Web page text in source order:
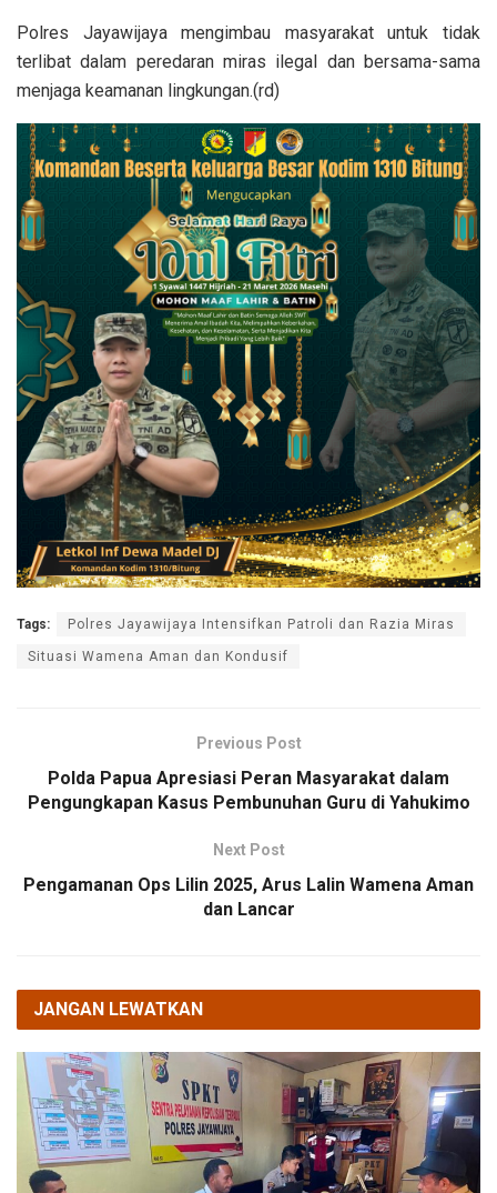
Polres Jayawijaya mengimbau masyarakat untuk tidak
terlibat dalam peredaran miras ilegal dan bersama-sama
menjaga keamanan lingkungan.(rd)
Tags: Polres Jayawijaya Intensifkan Patroli dan Razia Miras
Situasi Wamena Aman dan Kondusif
Previous Post
Polda Papua Apresiasi Peran Masyarakat dalam
Pengungkapan Kasus Pembunuhan Guru di Yahukimo
Next Post
Pengamanan Ops Lilin 2025, Arus Lalin Wamena Aman
dan Lancar
JANGAN LEWATKAN